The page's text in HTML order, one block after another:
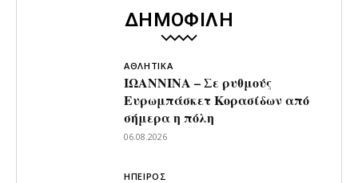
ΔΗΜΟΦΙΛΗ
ΑΘΛΗΤΙΚΑ
ΙΩΑΝΝΙΝΑ – Σε ρυθμούς
Ευρωμπάσκετ Κορασίδων από
σήμερα η πόλη
06.08.2026
ΗΠΕΙΡΟΣ